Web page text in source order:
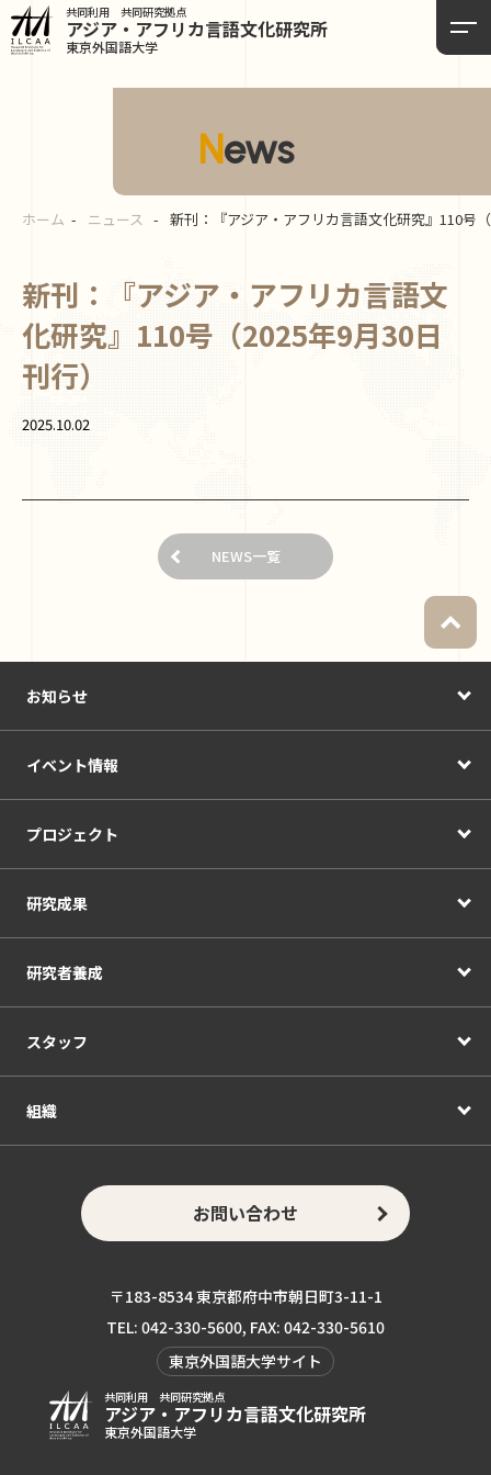
共同利用 共同研究拠点
アジア・アフリカ言語文化研究所
東京外国語大学
News
ホーム ニュース 新刊：『アジア・アフリカ言語文化研究』110号
新刊：『アジア・アフリカ言語文
化研究』110号（2025年9月30日
刊行）
2025.10.02
NEWS一覧
お知らせ
イベント情報
プロジェクト
研究成果
研究者養成
スタッフ
組織
お問い合わせ
〒183-8534 東京都府中市朝日町3-11-1
TEL: 042-330-5600, FAX: 042-330-5610
東京外国語大学サイト
共同利用 共同研究拠点
アジア・アフリカ言語文化研究所
東京外国語大学